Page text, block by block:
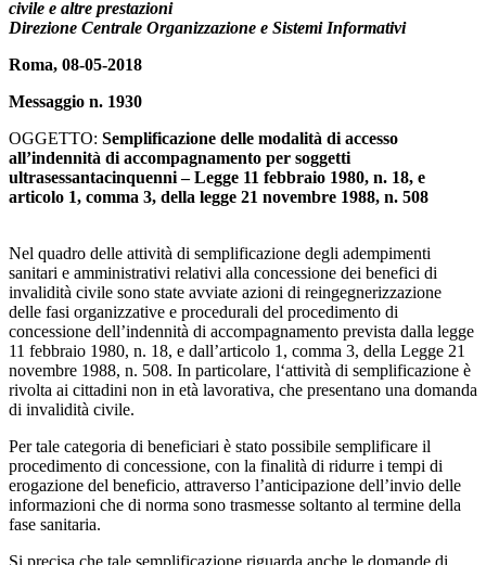
civile e altre prestazioni
Direzione Centrale Organizzazione e Sistemi Informativi
Roma, 08-05-2018
Messaggio n. 1930
OGGETTO: Semplificazione delle modalità di accesso
all’indennità di accompagnamento per soggetti
ultrasessantacinquenni – Legge 11 febbraio 1980, n. 18, e
articolo 1, comma 3, della legge 21 novembre 1988, n. 508
Nel quadro delle attività di semplificazione degli adempimenti
sanitari e amministrativi relativi alla concessione dei benefici di
invalidità civile sono state avviate azioni di reingegnerizzazione
delle fasi organizzative e procedurali del procedimento di
concessione dell’indennità di accompagnamento prevista dalla legge
11 febbraio 1980, n. 18, e dall’articolo 1, comma 3, della Legge 21
novembre 1988, n. 508. In particolare, l‘attività di semplificazione è
rivolta ai cittadini non in età lavorativa, che presentano una domanda
di invalidità civile.
Per tale categoria di beneficiari è stato possibile semplificare il
procedimento di concessione, con la finalità di ridurre i tempi di
erogazione del beneficio, attraverso l’anticipazione dell’invio delle
informazioni che di norma sono trasmesse soltanto al termine della
fase sanitaria.
Si precisa che tale semplificazione riguarda anche le domande di